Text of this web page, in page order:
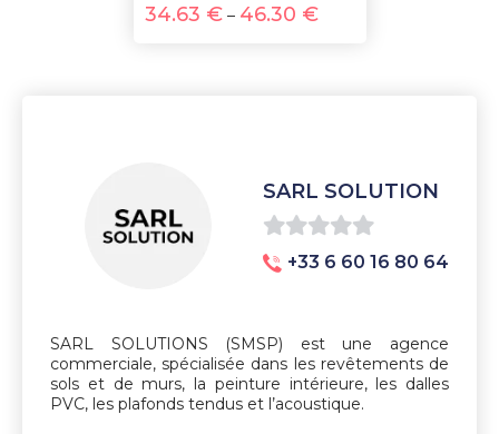
34.63 €– 46.30 €
SARL SOLUTION
0
+33 6 60 16 80 64
SARL SOLUTIONS (SMSP) est une agence
commerciale, spécialisée dans les revêtements de
sols et de murs, la peinture intérieure, les dalles
PVC, les plafonds tendus et l’acoustique.